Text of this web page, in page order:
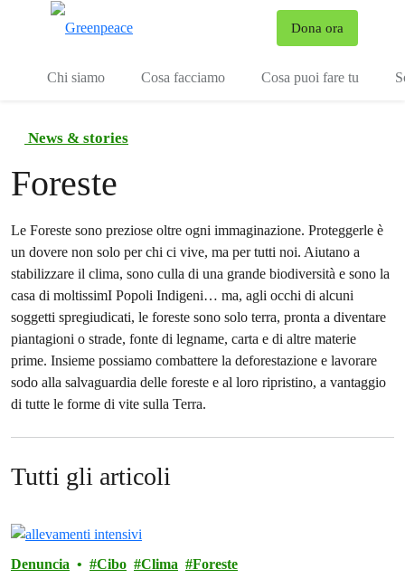
Dona ora
Chi siamo Cosa facciamo Cosa puoi fare tu
News & stories
Foreste
Le Foreste sono preziose oltre ogni immaginazione. Proteggerle è
un dovere non solo per chi ci vive, ma per tutti noi. Aiutano a
stabilizzare il clima, sono culla di una grande biodiversità e sono la
casa di moltissimI Popoli Indigeni… ma, agli occhi di alcuni
soggetti spregiudicati, le foreste sono solo terra, pronta a diventare
piantagioni o strade, fonte di legname, carta e di altre materie
prime. Insieme possiamo combattere la deforestazione e lavorare
sodo alla salvaguardia delle foreste e al loro ripristino, a vantaggio
di tutte le forme di vite sulla Terra.
Tutti gli articoli
Denuncia Cibo Clima Foreste